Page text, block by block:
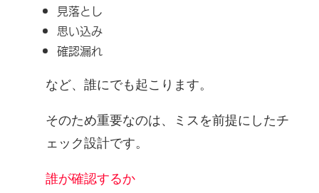
見落とし
思い込み
確認漏れ
など、誰にでも起こります。
そのため重要なのは、
ミスを前提にしたチ
ェック設計です。
誰が確認するか